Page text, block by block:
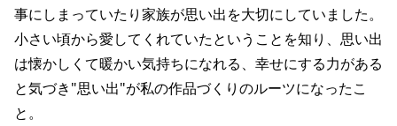
事にしまっていたり家族が思い出を大切にしていました。
小さい頃から愛してくれていたということを知り、思い出
は懐かしくて暖かい気持ちになれる、幸せにする力がある
と気づき"思い出"が私の作品づくりのルーツになったこ
と。